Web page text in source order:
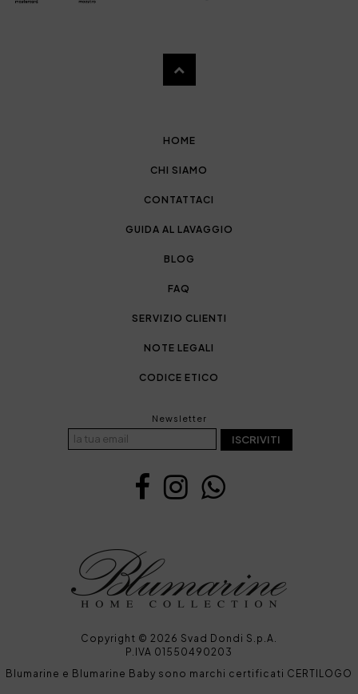
HOME
CHI SIAMO
CONTATTACI
GUIDA AL LAVAGGIO
BLOG
FAQ
SERVIZIO CLIENTI
NOTE LEGALI
CODICE ETICO
Newsletter
ISCRIVITI
Copyright © 2026 Svad Dondi S.p.A.
P.IVA 01550490203
Blumarine e Blumarine Baby sono marchi certificati CERTILOGO